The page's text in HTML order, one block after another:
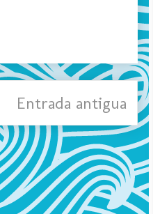
Entrada antigua